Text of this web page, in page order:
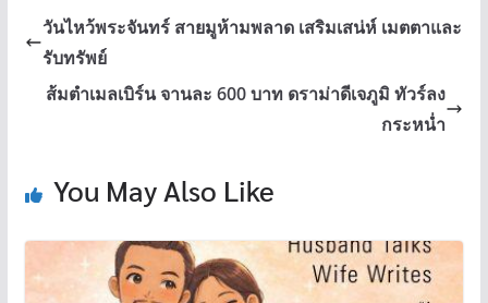
b
o
o
er es bl h
วันไหว้พระจันทร์ สายมูห้ามพลาด เสริมเสน่ห์ เมตตาและ
รับทรัพย์
ส้มตำเมลเบิร์น จานละ 600 บาท ดราม่าดีเจภูมิ ทัวร์ลง
กระหน่ำ
You May Also Like